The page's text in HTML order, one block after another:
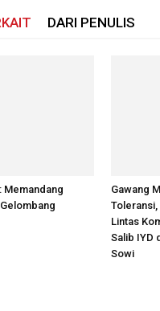
DARI PENULIS
Memandang
Gawang
Toleransi,
Lintas
Salib IYD
Sowi